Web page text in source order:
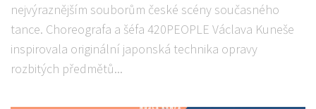
nejvýraznějším souborům české scény současného
tance. Choreografa a šéfa 420PEOPLE Václava Kuneše
inspirovala originální japonská technika opravy
rozbitých předmětů...